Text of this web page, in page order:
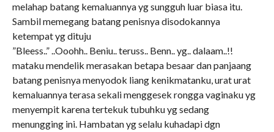
melahap batang kemaluannya yg sungguh luar biasa itu.
Sambil memegang batang penisnya disodokannya
ketempat yg dituju
”Bleess..” ..Ooohh.. Beniu.. teruss.. Benn.. yg.. dalaam..!!
mataku mendelik merasakan betapa besaar dan panjaang
batang penisnya menyodok liang kenikmatanku, urat urat
kemaluannya terasa sekali menggesek rongga vaginaku yg
menyempit karena tertekuk tubuhku yg sedang
menungging ini. Hambatan yg selalu kuhadapi dgn